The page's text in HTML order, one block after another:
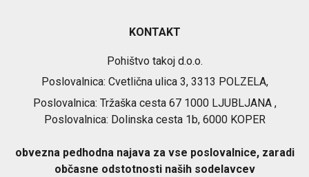
KONTAKT
Pohištvo takoj d.o.o.
Poslovalnica: Cvetlična ulica 3, 3313 POLZELA,
Poslovalnica: Tržaška cesta 67 1000 LJUBLJANA ,
Poslovalnica: Dolinska cesta 1b, 6000 KOPER
obvezna pedhodna najava za vse poslovalnice, zaradi
občasne odstotnosti naših sodelavcev